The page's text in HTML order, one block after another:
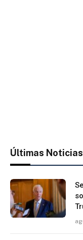
Últimas Noticias